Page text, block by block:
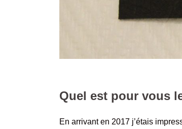
Quel est pour vous
En arrivant en 2017 j’étais